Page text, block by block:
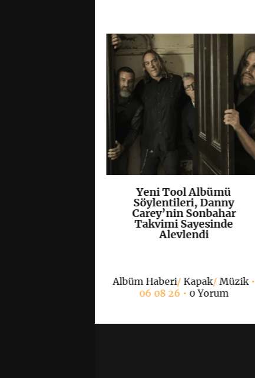
K+
Yeni Tool Albümü
Söylentileri, Danny
Carey’nin Sonbahar
Takvimi Sayesinde
Alevlendi
Albüm Haberi/ Kapak/Müzik•
06 08 26 • 0 Yorum